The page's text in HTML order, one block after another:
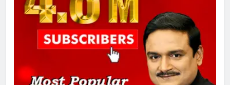
SRN अस्पताल का नाम अमर शहीद ठाकुर
रोशन सिंह के नाम पर करने की मांग तेज
अमर शहीद ठाकुर रोशन सिंह के नाम पर